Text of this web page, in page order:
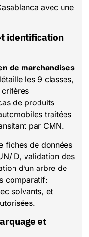
avec une
de marchandises
les 9 classes,
critères
de produits
traitées
par CMN.
fiches de données
ID, validation des
d’un arbre de
comparatif:
solvants, et